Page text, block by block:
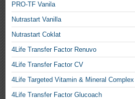
PRO-TF Vanila
Nutrastart Vanilla
Nutrastart Coklat
4Life Transfer Factor Renuvo
4Life Transfer Factor CV
4Life Targeted Vitamin & Mineral Complex
4Life Transfer Factor Glucoach